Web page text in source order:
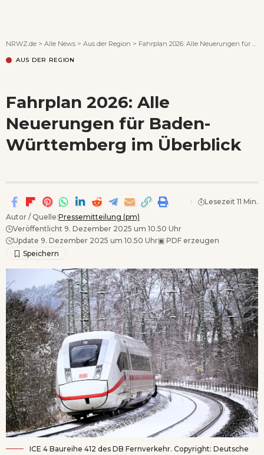
NRWZ.de > Alle News > Aus der Region > Fahrplan 2026: Alle Neuerungen für Baden-Württemberg im Überblick
AUS DER REGION
Fahrplan 2026: Alle
Neuerungen für Baden-
Württemberg im Überblick
Autor / Quelle:Pressemitteilung (pm)
Veröffentlicht 9. Dezember 2025 um 10.50 Uhr
Update 9. Dezember 2025 um 10.50 Uhr▣ PDF erzeugen
Lesezeit 11 Min.
ICE 4 Baureihe 412 des DB Fernverkehr. Copyright: Deutsche